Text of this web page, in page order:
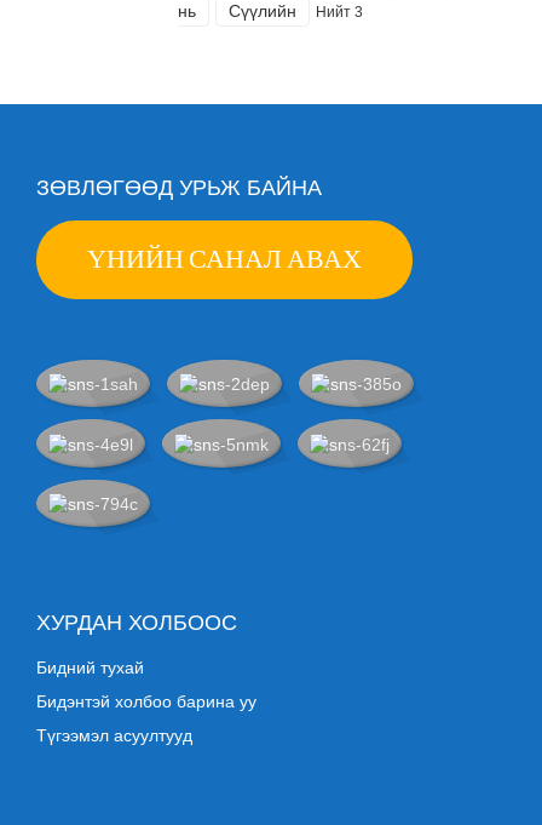
нь
Сүүлийн Нийт 3
ЗӨВЛӨГӨӨД УРЬЖ БАЙНА
ҮНИЙН САНАЛ АВАХ
ХУРДАН ХОЛБООС
Бидний тухай
Бидэнтэй холбоо барина уу
Түгээмэл асуултууд